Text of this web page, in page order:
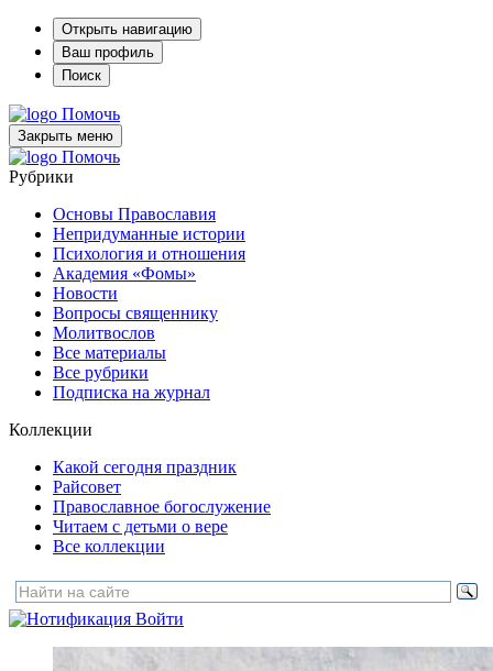
Открыть навигацию
Ваш профиль
Поиск
Помочь
Закрыть меню
Помочь
Рубрики
Основы Православия
Непридуманные истории
Психология и отношения
Академия «Фомы»
Новости
Вопросы священнику
Молитвослов
Все материалы
Все рубрики
Подписка на журнал
Коллекции
Какой сегодня праздник
Райсовет
Православное богослужение
Читаем с детьми о вере
Все коллекции
Войти